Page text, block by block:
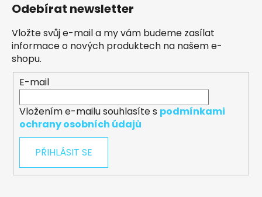
Odebírat newsletter
Vložte svůj e-mail a my vám budeme zasílat
informace o nových produktech na našem e-
shopu.
E-mail
Vložením e-mailu souhlasíte s podmínkami
ochrany osobních údajů
PŘIHLÁSIT SE